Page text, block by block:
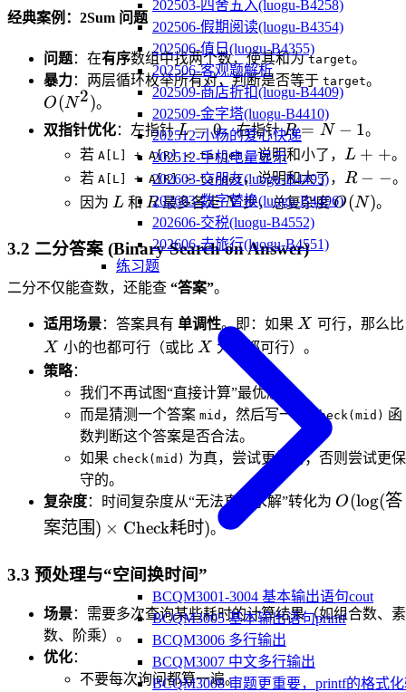
202503-四舍五入(luogu-B4258)
202506-假期阅读(luogu-B4354)
202506-值日(luogu-B4355)
202506-客观题解析
202509-商店折扣(luogu-B4409)
202509-金字塔(luogu-B4410)
202512-小杨的爱心快递
202512-手机电量显示
202603-交朋友(luogu-B4495)
202603-数字替换(luogu-B4496)
202606-交税(luogu-B4552)
202606-去旅行(luogu-B4551)
练习题
BCQM3001-3004 基本输出语句cout
BCQM3005 基本输出语句printf
BCQM3006 多行输出
BCQM3007 中文多行输出
BCQM3008 审题更重要，printf的格式
经典案例：2Sum 问题
问题：在有序数组中找两个数，使其和为target。
暴力：两层循环枚举所有对，判断是否等于 target。
O(N2)。
双指针优化：左指针L=0
L = 0，右指针R=N-
1
R = N − 1。
若 A[L] + A[R] < target ，说明和小了， L++
L + +。
若 A[L] + A[R] > target，说明和大了，
R-
-
R − −。
因为 L
L 和 R
R最多各走N
N步，总复杂度O(N)
O(N)。
3.2 二分答案 (Binary Search on Answer)
二分不仅能查数，还能查 “答案”。
适用场景：答案具有 单调性。即：如果 X
X 可行，那么比
X 小的也都可行（或比 X
X 大的都可行）。
策略：
我们不再试图“直接计算”最优解。
而是猜测一个答案 mid ，然后写一个 check(mid) 函
数判断这个答案是否合法。
如果 check(mid) 为真，尝试更好的；否则尝试更保
守的。
复杂度：时间复杂度从“无法直接求解”转化为 O(log(答
案范围) × Check耗时)。
3.3 预处理与“空间换时间”
场景：需要多次查询某些耗时的计算结果（如组合数、素
数、阶乘）。
优化：
不要每次询问都算一遍。